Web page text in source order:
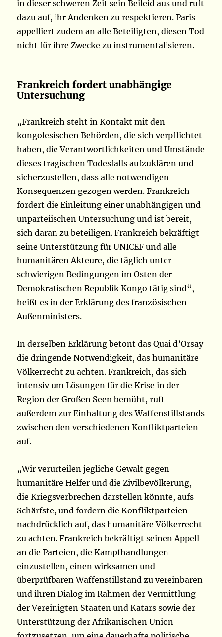
in dieser schweren Zeit sein Beileid aus und ruft
dazu auf, ihr Andenken zu respektieren. Paris
appelliert zudem an alle Beteiligten, diesen Tod
nicht für ihre Zwecke zu instrumentalisieren.
Frankreich fordert unabhängige
Untersuchung
„Frankreich steht in Kontakt mit den
kongolesischen Behörden, die sich verpflichtet
haben, die Verantwortlichkeiten und Umstände
dieses tragischen Todesfalls aufzuklären und
sicherzustellen, dass alle notwendigen
Konsequenzen gezogen werden. Frankreich
fordert die Einleitung einer unabhängigen und
unparteiischen Untersuchung und ist bereit,
sich daran zu beteiligen. Frankreich bekräftigt
seine Unterstützung für UNICEF und alle
humanitären Akteure, die täglich unter
schwierigen Bedingungen im Osten der
Demokratischen Republik Kongo tätig sind“,
heißt es in der Erklärung des französischen
Außenministers.
In derselben Erklärung betont das Quai d’Orsay
die dringende Notwendigkeit, das humanitäre
Völkerrecht zu achten. Frankreich, das sich
intensiv um Lösungen für die Krise in der
Region der Großen Seen bemüht, ruft
außerdem zur Einhaltung des Waffenstillstands
zwischen den verschiedenen Konfliktparteien
auf.
„Wir verurteilen jegliche Gewalt gegen
humanitäre Helfer und die Zivilbevölkerung,
die Kriegsverbrechen darstellen könnte, aufs
Schärfste, und fordern die Konfliktparteien
nachdrücklich auf, das humanitäre Völkerrecht
zu achten. Frankreich bekräftigt seinen Appell
an die Parteien, die Kampfhandlungen
einzustellen, einen wirksamen und
überprüfbaren Waffenstillstand zu vereinbaren
und ihren Dialog im Rahmen der Vermittlung
der Vereinigten Staaten und Katars sowie der
Unterstützung der Afrikanischen Union